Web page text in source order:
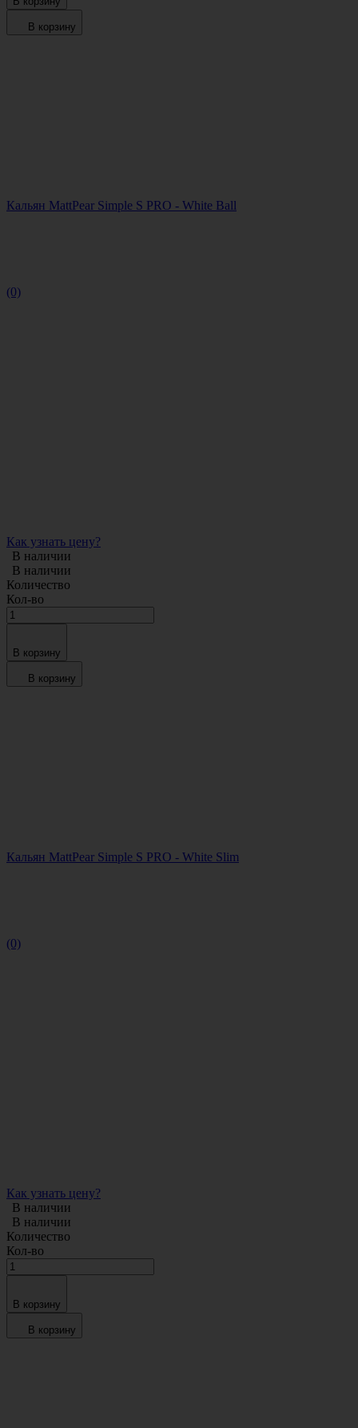
В корзину
Кальян MattPear Simple S PRO - White Ball
(0)
Как узнать цену?
В наличии
В наличии
Количество
Кол-во
В корзину
В корзину
Кальян MattPear Simple S PRO - White Slim
(0)
Как узнать цену?
В наличии
В наличии
Количество
Кол-во
В корзину
В корзину